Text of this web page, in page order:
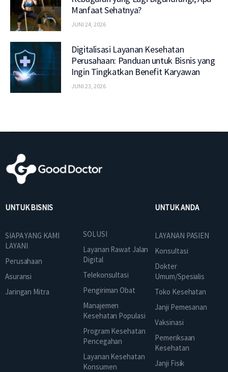
Manfaat Sehatnya?
JUNI 24, 2026
Digitalisasi Layanan Kesehatan
Perusahaan: Panduan untuk Bisnis yang
Ingin Tingkatkan Benefit Karyawan
JUNI 23, 2026
UNTUK BISNIS
SIAPA YANG KAMI
LAYANI
Perusahaan
Asuransi
Jaringan Mitra
SOLUSI
Layanan Rawat Jalan
Digital
Telekonsultasi
Pengiriman Obat
Manajemen
Kesehatan Populasi
Program Kesehatan
Pencegahan
Layanan Kesehatan
Konsumen
UNTUK ANDA
LAYANAN PASIEN
Konsultasi
Dokter
Umum/Spesialis
Toko Kesehatan
Janji Pemesanan
Vaksinasi
Pemeriksaan
Kesehatan
Janji Fisik